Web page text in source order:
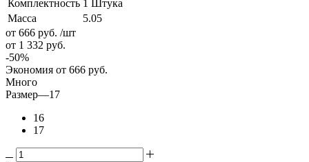
Комплектность 1 Штука
Масса
5.05
от 666 руб. /шт
от 1 332 руб.
-50%
Экономия от 666 руб.
Много
Размер—17
16
17